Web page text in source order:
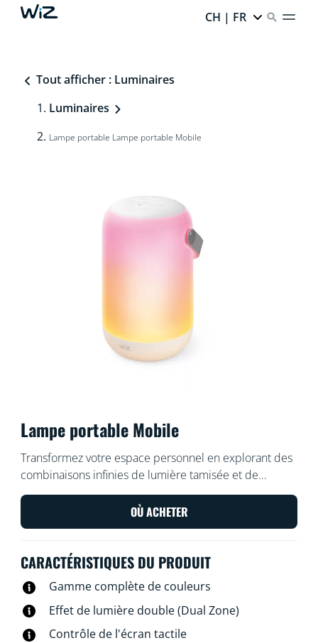
CH | FR
Tout afficher : Luminaires
Luminaires
Lampe portable Lampe portable Mobile
Lampe portable Mobile
Transformez votre espace personnel en explorant des
combinaisons infinies de lumière tamisée et de
dégradés colorés. Bénéficiez d'une lumière LED
mobile partout à l'intérieur ou même à l'extérieur de
votre maison, et rendez votre coin détente vraiment
OÙ ACHETER
CARACTÉRISTIQUES DU PRODUIT
Gamme complète de couleurs
Effet de lumière double (Dual Zone)
Contrôle de l'écran tactile